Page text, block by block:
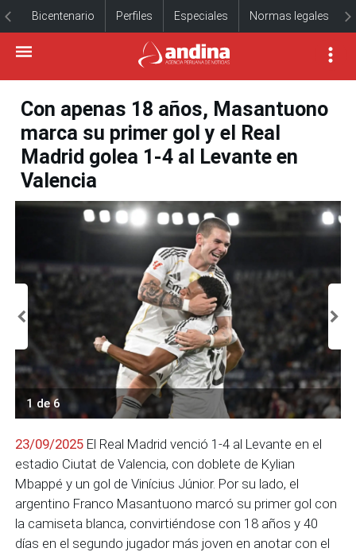
Bicentenario Perfiles Especiales Normas legales
Con apenas 18 años, Masantuono
marca su primer gol y el Real
Madrid golea 1-4 al Levante en
Valencia
1 de 6
23/09/2025 El Real Madrid venció 1-4 al Levante en el
estadio Ciutat de Valencia, con doblete de Kylian
Mbappé y un gol de Vinícius Júnior. Por su lado, el
argentino Franco Masantuono marcó su primer gol con
la camiseta blanca, convirtiéndose con 18 años y 40
días en el segundo jugador más joven en anotar con el